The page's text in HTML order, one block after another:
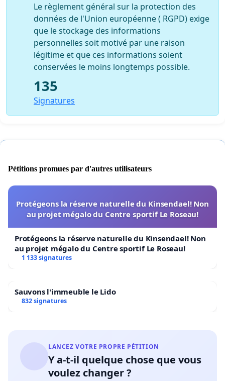
Le règlement général sur la protection des
données de l'Union européenne ( RGPD) exige
que le stockage des informations
personnelles soit motivé par une raison
légitime et que ces informations soient
conservées le moins longtemps possible.
135
Signatures
Pétitions promues par d'autres utilisateurs
Protégeons la réserve naturelle du Kinsendael! Non
au projet mégalo du Centre sportif Le Roseau!
Protégeons la réserve naturelle du Kinsendael! Non
au projet mégalo du Centre sportif Le Roseau!
1 133 signatures
Sauvons l'immeuble le Lido
832 signatures
LANCEZ VOTRE PROPRE PÉTITION
Y a-t-il quelque chose que vous
voulez changer ?